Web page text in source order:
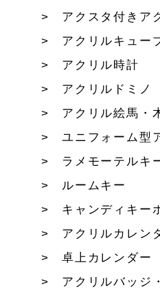
アクスタ付きア
アクリルキュー
アクリル時計
アクリルドミノ
アクリル絵馬・
ユニフォーム型
ラメモーテルキ
ルームキー
キャンディキー
アクリルカレン
卓上カレンダー
アクリルバッジ